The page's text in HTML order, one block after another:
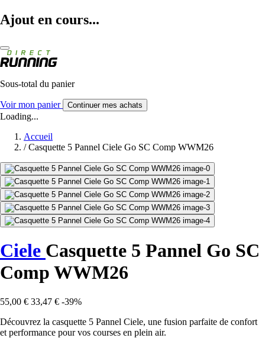
Ajout en cours...
Sous-total du panier
Voir mon panier Continuer mes achats
Loading...
Accueil
/ Casquette 5 Pannel Ciele Go SC Comp WWM26
Ciele Casquette 5 Pannel Go SC
Comp WWM26
55,00 € 33,47 € -39%
Découvrez la casquette 5 Pannel Ciele, une fusion parfaite de confort
et performance pour vos courses en plein air.